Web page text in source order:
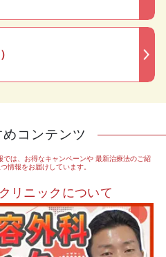
めコンテンツ
では、お得なキャンペーンや最新治療法のご紹
情報をお届けしています。
リニックについて